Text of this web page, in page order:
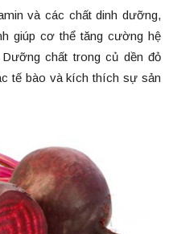
và các chất dinh dưỡng,
giúp cơ thể tăng cường hệ
chất trong củ dền đỏ
tế bào và kích thích sự sản